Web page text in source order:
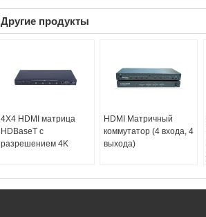
Другие продукты
4X4 HDMI матрица
HDBaseT с
разрешением 4K
HDMI Матричный
коммутатор (4 входа, 4
выхода)